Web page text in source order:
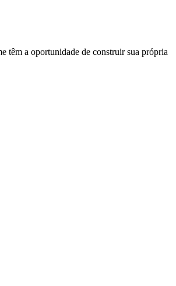
têm a oportunidade de construir sua própria